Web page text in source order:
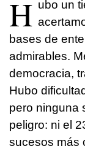
H ubo un
bases de
admirables.
democracia,
Hubo
pero ninguna
peligro: ni el
sucesos más